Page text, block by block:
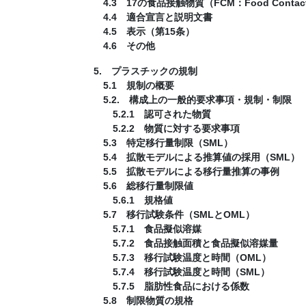
4.3 17の食品接触物質（FCM：Food Contact
4.4 適合宣言と説明文書
4.5 表示（第15条）
4.6 その他
5. プラスチックの規制
5.1 規制の概要
5.2. 構成上の一般的要求事項・規制・制限
5.2.1 認可された物質
5.2.2 物質に対する要求事項
5.3 特定移行量制限（SML）
5.4 拡散モデルによる推算値の採用（SML）
5.5 拡散モデルによる移行量推算の事例
5.6 総移行量制限値
5.6.1 規格値
5.7 移行試験条件（SMLとOML）
5.7.1 食品擬似溶媒
5.7.2 食品接触面積と食品擬似溶媒量
5.7.3 移行試験温度と時間（OML）
5.7.4 移行試験温度と時間（SML）
5.7.5 脂肪性食品における係数
5.8 制限物質の規格